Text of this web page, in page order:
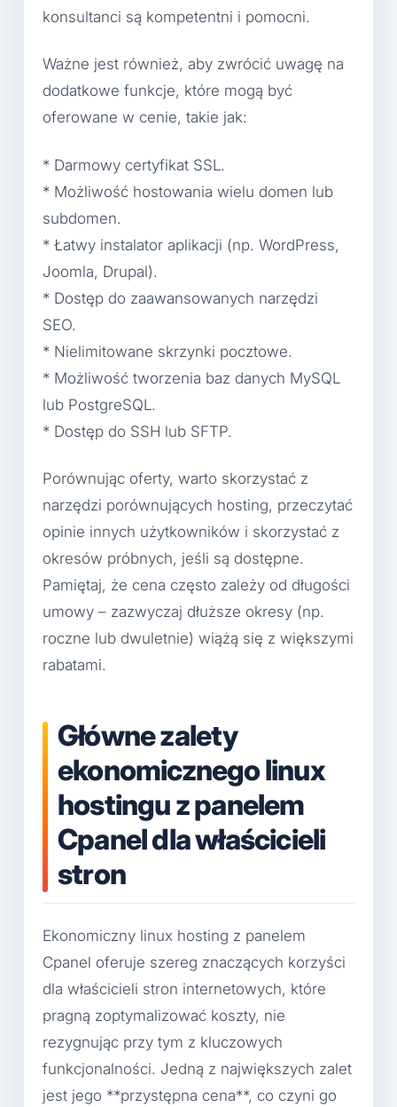
konsultanci są kompetentni i pomocni.
Ważne jest również, aby zwrócić uwagę na
dodatkowe funkcje, które mogą być
oferowane w cenie, takie jak:
* Darmowy certyfikat SSL.
* Możliwość hostowania wielu domen lub
subdomen.
* Łatwy instalator aplikacji (np. WordPress,
Joomla, Drupal).
* Dostęp do zaawansowanych narzędzi
SEO.
* Nielimitowane skrzynki pocztowe.
* Możliwość tworzenia baz danych MySQL
lub PostgreSQL.
* Dostęp do SSH lub SFTP.
Porównując oferty, warto skorzystać z
narzędzi porównujących hosting, przeczytać
opinie innych użytkowników i skorzystać z
okresów próbnych, jeśli są dostępne.
Pamiętaj, że cena często zależy od długości
umowy – zazwyczaj dłuższe okresy (np.
roczne lub dwuletnie) wiążą się z większymi
rabatami.
Główne zalety
ekonomicznego linux
hostingu z panelem
Cpanel dla właścicieli
stron
Ekonomiczny linux hosting z panelem
Cpanel oferuje szereg znaczących korzyści
dla właścicieli stron internetowych, które
pragną zoptymalizować koszty, nie
rezygnując przy tym z kluczowych
funkcjonalności. Jedną z największych zalet
jest jego **przystępna cena**, co czyni go